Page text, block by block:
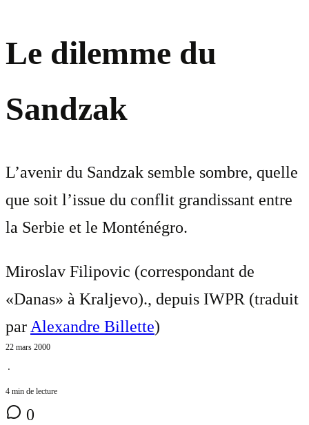
Le dilemme du
Sandzak
L’avenir du Sandzak semble sombre, quelle
que soit l’issue du conflit grandissant entre
la Serbie et le Monténégro.
Miroslav Filipovic (correspondant de
«Danas» à Kraljevo)., depuis IWPR (traduit
parAlexandre Billette)
22 mars 2000
⋅
4 min de lecture
0